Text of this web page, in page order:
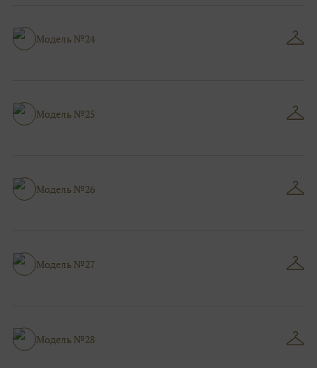
Модель №24
Модель №25
Модель №26
Модель №27
Модель №28